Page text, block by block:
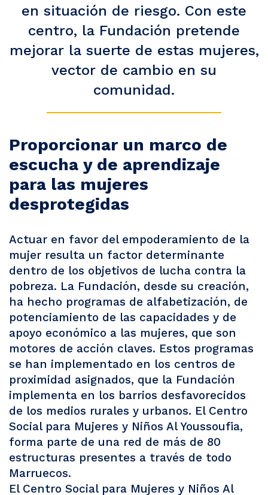
en situación de riesgo. Con este
centro, la Fundación pretende
mejorar la suerte de estas mujeres,
vector de cambio en su
comunidad.
Proporcionar un marco de
escucha y de aprendizaje
para las mujeres
desprotegidas
Actuar en favor del empoderamiento de la
mujer resulta un factor determinante
dentro de los objetivos de lucha contra la
pobreza. La Fundación, desde su creación,
ha hecho programas de alfabetización, de
potenciamiento de las capacidades y de
apoyo económico a las mujeres, que son
motores de acción claves. Estos programas
se han implementado en los centros de
proximidad asignados, que la Fundación
implementa en los barrios desfavorecidos
de los medios rurales y urbanos. El Centro
Social para Mujeres y Niños Al Youssoufia,
forma parte de una red de más de 80
estructuras presentes a través de todo
Marruecos.
El Centro Social para Mujeres y Niños Al